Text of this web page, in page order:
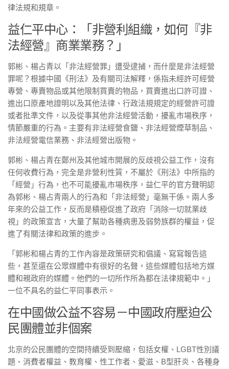
律法規和規章。
益仁平中心：「非營利組織，如何『非
法經營』商業業務？」
郭彬、楊占青以「非法經營罪」遭受逮捕，而什麼是非法經營
罪呢？根據中國《刑法》及有關司法解釋，係指未經許可經營
專營、專賣物品或其他限制買賣的物品，買賣進出口許可證、
進出口原產地證明以及其他法律、行政法規規定的經營許可證
或者批準文件，以及從事其他非法經營活動，擾亂市場秩序，
情節嚴重的行為。主要有非法經營食鹽、非法經營煙草制品、
非法經營電信業務、非法經營出版物。
郭彬、楊占青在鄭州及其他城市開展的反歧視公益工作，沒有
任何收費行為，完全是非營利性質，不屬於《刑法》中所指的
「經營」行為，也不可能擾亂市場秩序，益仁平的官方聲明認
為郭彬、楊占青兩人的行為和「非法經營」毫無干係。兩人多
年來的公益工作，反而是積極促進了政府「消除一切就業歧
視」的政策宣言，大量了幫助各種病患及弱勢族群的權益，促
進了有關法律和政策的進步。
「郭彬和楊占青的工作內容是政策研究和倡議、寫寫報告這
些，甚至還在公眾媒體中有很好的名聲，這些媒體包括地方媒
體和親政府的媒體。他們的一切所作所為都在法律規範中。」
一位不具名的益仁平同事表示。
在中國做公益不容易－中國政府壓迫公
民團體並非個案
北京的公民團體的空間持續受到壓縮，包括女權、LGBT性別議
題、消費者權益、教育權、性工作者、愛滋、B型肝炎、各種身